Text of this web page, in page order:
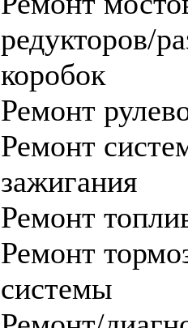
редукторов/
коробок
Ремонт
Ремонт
зажигания
Ремонт
Ремонт
системы